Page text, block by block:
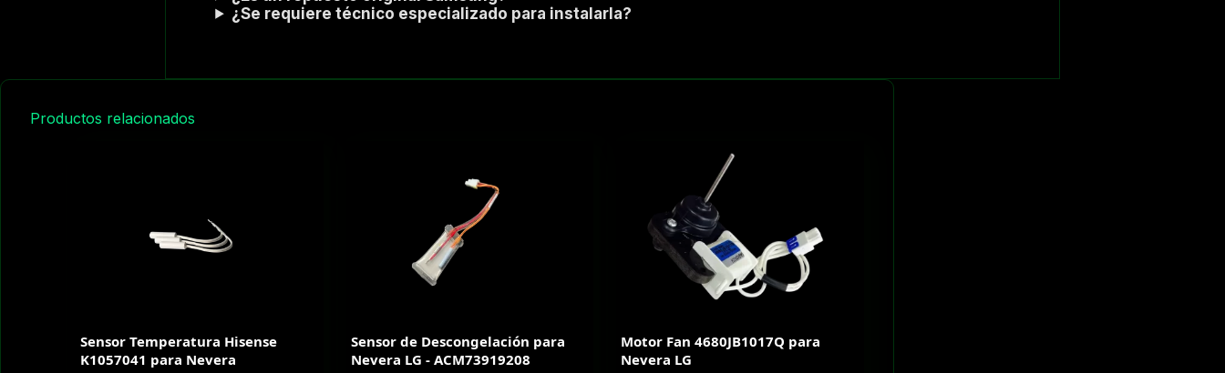
¿Se requiere técnico especializado para instalarla?
Productos relacionados
Sensor Temperatura Hisense
K1057041 para Nevera
Sensor de Descongelación para
Nevera LG - ACM73919208
Motor Fan 4680JB1017Q para
Nevera LG